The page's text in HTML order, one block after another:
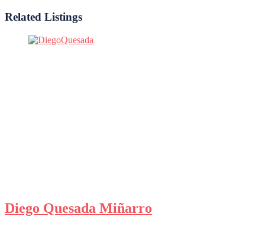
Related Listings
Diego Quesada Miñarro